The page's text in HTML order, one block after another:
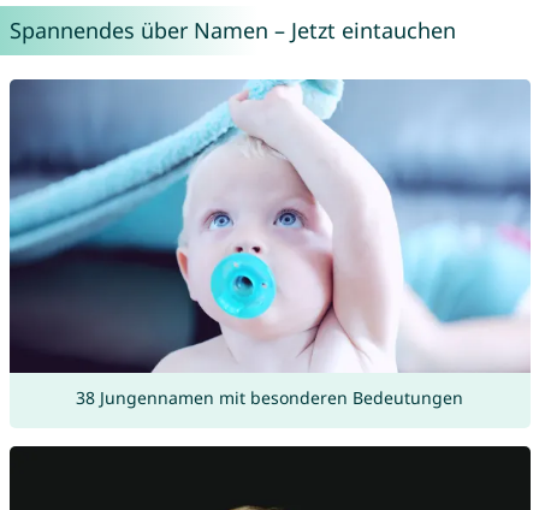
Spannendes über Namen – Jetzt eintauchen
38 Jungennamen mit besonderen Bedeutungen